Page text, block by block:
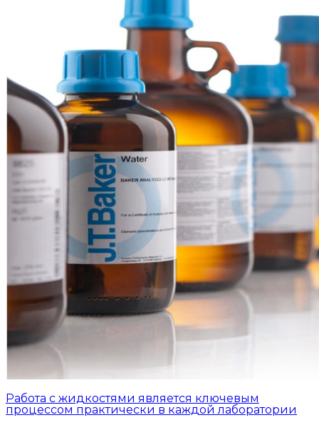
Работа с жидкостями является ключевым
процессом практически в каждой лаборатории